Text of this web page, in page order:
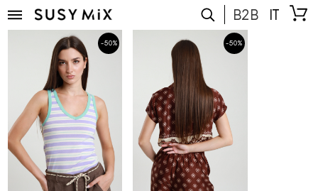
B2B IT
-50% -50%